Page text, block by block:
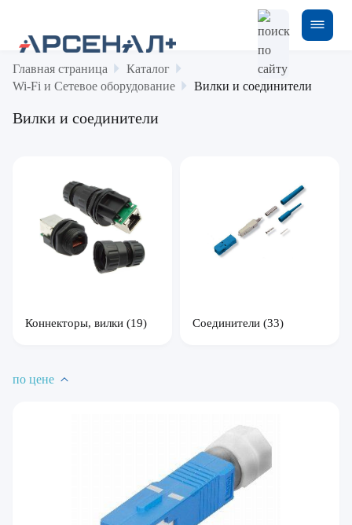
Главная страница
Каталог
Wi-Fi и Сетевое оборудование
Вилки и соединители
Вилки и соединители
Коннекторы, вилки (19) Соединители (33)
по цене